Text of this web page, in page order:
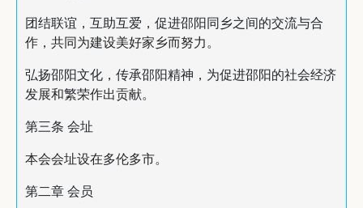
团结联谊，互助互爱，促进邵阳同乡之间的交流与合
作，共同为建设美好家乡而努力。
弘扬邵阳文化，传承邵阳精神，为促进邵阳的社会经济
发展和繁荣作出贡献。
第三条 会址
本会会址设在多伦多市。
第二章 会员